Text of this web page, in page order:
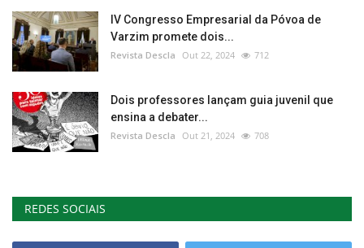
IV Congresso Empresarial da Póvoa de
Varzim promete dois...
Revista Descla Out 22, 2024 712
Dois professores lançam guia juvenil que
ensina a debater...
Revista Descla Out 21, 2024 708
REDES SOCIAIS